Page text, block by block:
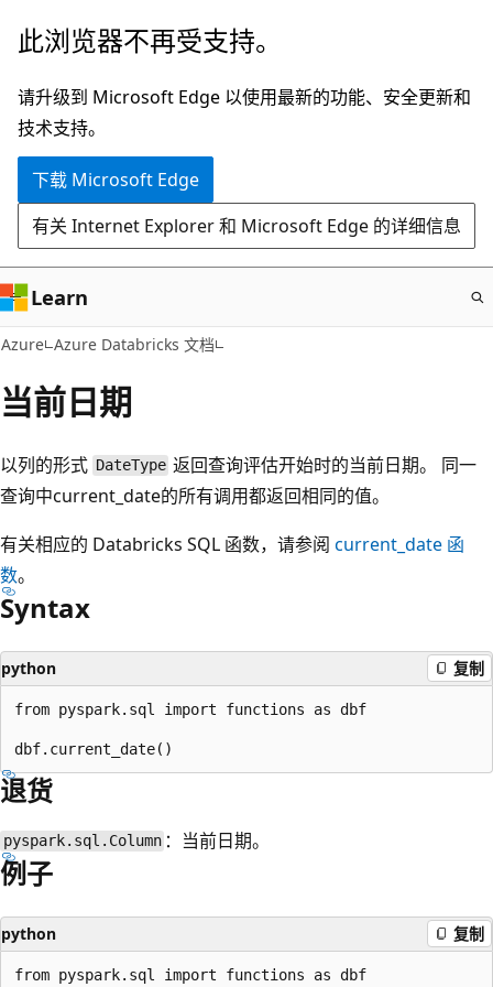
跳
主
要
内
此浏览器不再受支持。
请升级到 Microsoft Edge 以使用最新的功能、安全更新和
技术支持。
下载 Microsoft Edge
有关 Internet Explorer 和 Microsoft Edge 的详细信息
Learn
Azure Azure Databricks 文档
当前日期
以列的形式 DateType 返回查询评估开始时的当前日期。 同一
查询中current_date的所有调用都返回相同的值。
有关相应的 Databricks SQL 函数，请参阅 current_date 函
数。
Syntax
python 复制
from pyspark.sql import functions as dbf
退货
pyspark.sql.Column ：当前日期。
例子
python 复制
from pyspark.sql import functions as dbf